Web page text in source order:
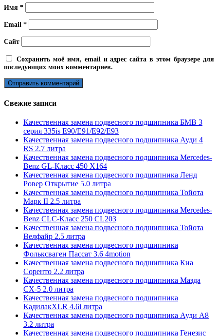
Имя *
Email *
Сайт
Сохранить моё имя, email и адрес сайта в этом браузере для
последующих моих комментариев.
Свежие записи
Качественная замена подвесного подшипника БМВ 3
серия 335is E90/E91/E92/E93
Качественная замена подвесного подшипника Ауди 4
RS 2.7 литра
Качественная замена подвесного подшипника Mercedes-
Benz GL-Класс 450 X164
Качественная замена подвесного подшипника Ленд
Ровер Открытие 5.0 литра
Качественная замена подвесного подшипника Тойота
Марк II 2.5 литра
Качественная замена подвесного подшипника Mercedes-
Benz CLC-Класс 250 CL203
Качественная замена подвесного подшипника Тойота
Велфайр 2.5 литра
Качественная замена подвесного подшипника
Фольксваген Пассат 3.6 4motion
Качественная замена подвесного подшипника Киа
Соренто 2.2 литра
Качественная замена подвесного подшипника Мазда
СХ-5 2.0 литра
Качественная замена подвесного подшипника
КадилакXLR 4.6i литра
Качественная замена подвесного подшипника Ауди А8
3.2 литра
Качественная замена подвесного подшипника Генезис